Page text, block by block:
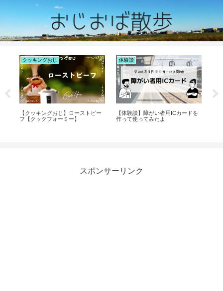
クッキングおじ
【クッキングおじ】ローストビー
フ【クックフォーミー】
体験談
【体験談】障がい者用ICカードを
作って使ってみたよ
スポンサーリンク